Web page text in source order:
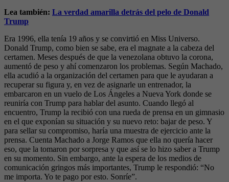
Lea también: La verdad amarilla detrás del pelo de Donald
Trump
Era 1996, ella tenía 19 años y se convirtió en Miss Universo.
Donald Trump, como bien se sabe, era el magnate a la cabeza del
certamen. Meses después de que la venezolana obtuvo la corona,
aumentó de peso y ahí comenzaron los problemas. Según Machado,
ella acudió a la organización del certamen para que le ayudaran a
recuperar su figura y, en vez de asignarle un entrenador, la
embarcaron en un vuelo de Los Ángeles a Nueva York donde se
reuniría con Trump para hablar del asunto. Cuando llegó al
encuentro, Trump la recibió con una rueda de prensa en un gimnasio
en el que exponían su situación y su nuevo reto: bajar de peso. Y
para sellar su compromiso, haría una muestra de ejercicio ante la
prensa. Cuenta Machado a Jorge Ramos que ella no quería hacer
eso, que la tomaron por sorpresa y que así se lo hizo saber a Trump
en su momento. Sin embargo, ante la espera de los medios de
comunicación gringos más importantes, Trump le respondió: “No
me importa. Yo te pago por esto. Sonríe”.